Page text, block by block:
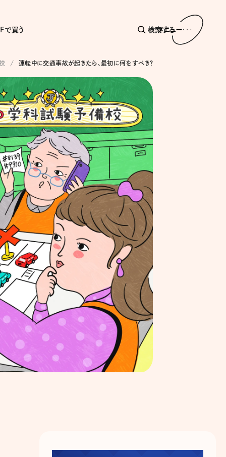
で買う 検索する
メニュー
運転中に交通事故が起きたら、最初に何をすべき?